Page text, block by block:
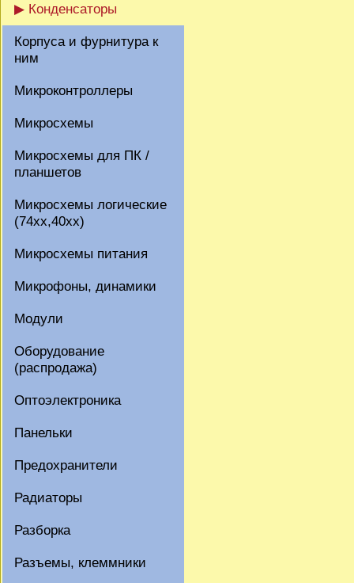
▶ Конденсаторы
Корпуса и фурнитура к
ним
Микроконтроллеры
Микросхемы
Микросхемы для ПК /
планшетов
Микросхемы логические
(74xx,40xx)
Микросхемы питания
Микрофоны, динамики
Модули
Оборудование
(распродажа)
Оптоэлектроника
Панельки
Предохранители
Радиаторы
Разборка
Разъемы, клеммники